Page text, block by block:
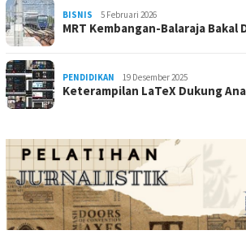
BISNIS 5 Februari 2026
MRT Kembangan-Balaraja Bakal
PENDIDIKAN 19 Desember 2025
Keterampilan LaTeX Dukung